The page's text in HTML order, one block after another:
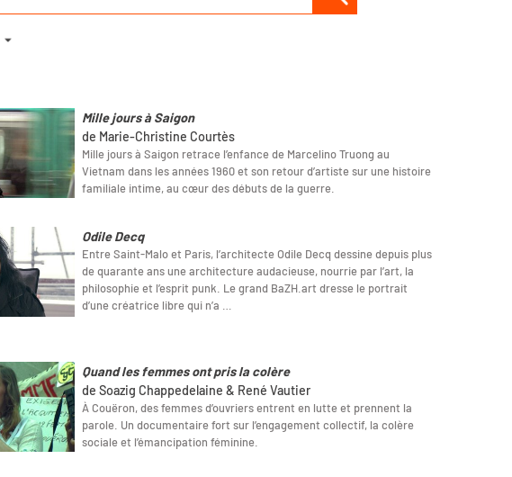
Mille jours à Saigon
de Marie-Christine Courtès
Mille jours à Saigon retrace l’enfance de Marcelino Truong au
Vietnam dans les années 1960 et son retour d’artiste sur une histoire
familiale intime, au cœur des débuts de la guerre.
Odile Decq
Entre Saint-Malo et Paris, l’architecte Odile Decq dessine depuis plus
de quarante ans une architecture audacieuse, nourrie par l’art, la
philosophie et l’esprit punk. Le grand BaZH.art dresse le portrait
d’une créatrice libre qui n’a …
Quand les femmes ont pris la colère
de Soazig Chappedelaine & René Vautier
À Couëron, des femmes d’ouvriers entrent en lutte et prennent la
parole. Un documentaire fort sur l’engagement collectif, la colère
sociale et l’émancipation féminine.